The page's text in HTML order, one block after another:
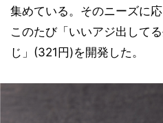
集めている。そのニーズに
このたび「いいアジ出して
じ」(321円)を開発した。